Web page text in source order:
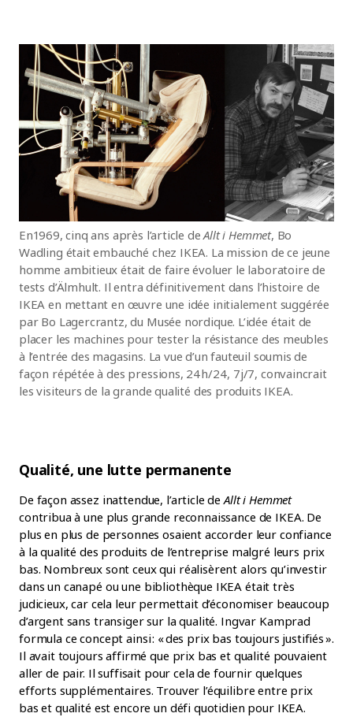
En 1969, cinq ans après l’article deAllt i Hemmet, Bo
Wadling était embauché chez IKEA. La mission de ce jeune
homme ambitieux était de faire évoluer le laboratoire de
tests d’Älmhult. Il entra définitivement dans l’histoire de
IKEA en mettant en œuvre une idée initialement suggérée
par Bo Lagercrantz, du Musée nordique. L’idée était de
placer les machines pour tester la résistance des meubles
à l’entrée des magasins. La vue d’un fauteuil soumis de
façon répétée à des pressions, 24h/24, 7j/7, convaincrait
les visiteurs de la grande qualité des produits IKEA.
Qualité, une lutte permanente
De façon assez inattendue, l’article deAllt i Hemmet
contribua à une plus grande reconnaissance de IKEA. De
plus en plus de personnes osaient accorder leur confiance
à la qualité des produits de l’entreprise malgré leurs prix
bas. Nombreux sont ceux qui réalisèrent alors qu’investir
dans un canapé ou une bibliothèque IKEA était très
judicieux, car cela leur permettait d’économiser beaucoup
d’argent sans transiger sur la qualité. Ingvar Kamprad
formula ce concept ainsi : « des prix bas toujours justifiés ».
Il avait toujours affirmé que prix bas et qualité pouvaient
aller de pair. Il suffisait pour cela de fournir quelques
efforts supplémentaires. Trouver l’équilibre entre prix
bas et qualité est encore un défi quotidien pour IKEA.